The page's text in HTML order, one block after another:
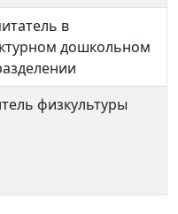
в
дошкольном
физкультуры